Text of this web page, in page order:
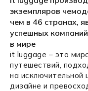
экземпляров
чем в 46 странах,
успешных
в мире
it luggage – это
путешествий,
на исключительной
дизайне и